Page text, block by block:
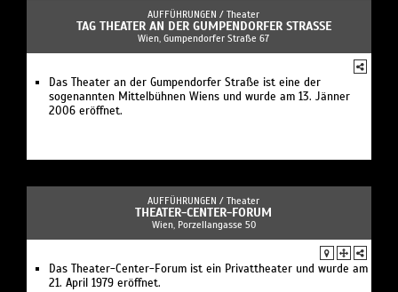
AUFFÜHRUNGEN / Theater
TAG THEATER AN DER GUMPENDORFER STRASSE
Wien, Gumpendorfer Straße 67
Das Theater an der Gumpendorfer Straße ist eine der
sogenannten Mittelbühnen Wiens und wurde am 13. Jänner
2006 eröffnet.
AUFFÜHRUNGEN / Theater
THEATER-CENTER-FORUM
Wien, Porzellangasse 50
Das Theater-Center-Forum ist ein Privattheater und wurde am
21. April 1979 eröffnet.